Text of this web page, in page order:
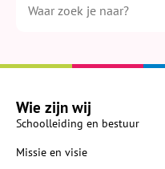
Wie zijn wij
Schoolleiding en bestuur
Missie en visie